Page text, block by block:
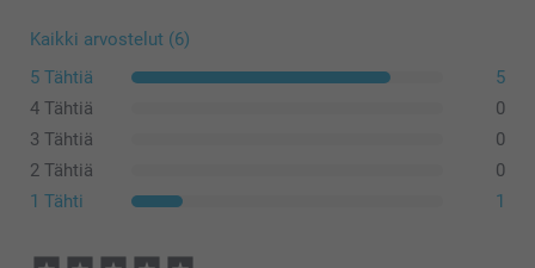
Kaikki arvostelut (6)
5 Tähtiä
5
4 Tähtiä
0
3 Tähtiä
0
2 Tähtiä
0
1 Tähti
1